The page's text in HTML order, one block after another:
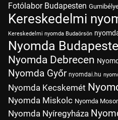
Fotólabor Budapesten
Kereskedelmi
Kereskedelmi nyomda Budaörsön
Nyomda
Nyomda Debrecen
Nyomda Győr nyomdai.hu
Nyomda Kecskemét
Nyomda Miskolc Nyomda
Nyomda Nyíregyháza